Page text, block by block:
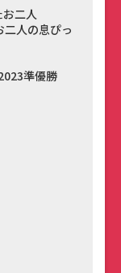
二人
人の息ぴっ
準優勝